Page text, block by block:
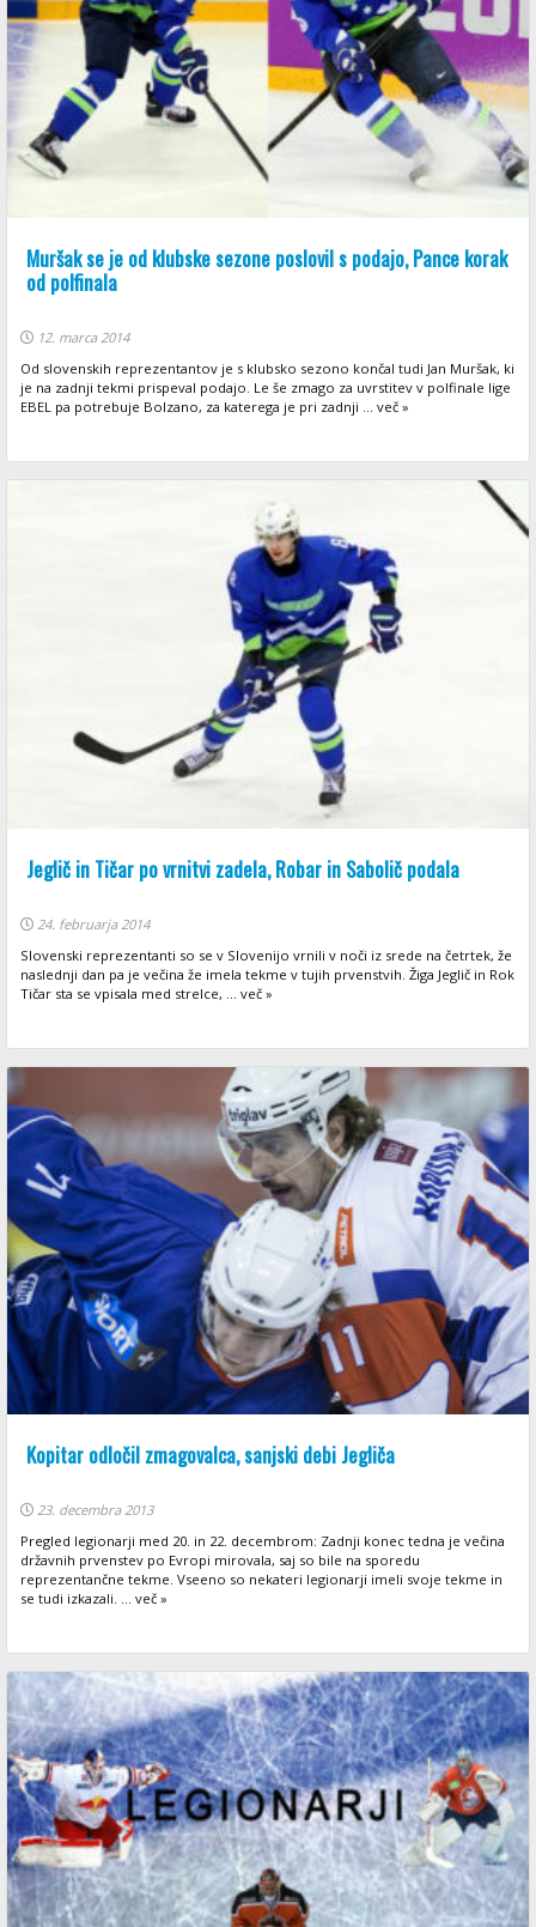
Muršak se je od klubske sezone poslovil s podajo, Pance korak
od polfinala
12. marca 2014
Od slovenskih reprezentantov je s klubsko sezono končal tudi Jan Muršak, ki
je na zadnji tekmi prispeval podajo. Le še zmago za uvrstitev v polfinale lige
EBEL pa potrebuje Bolzano, za katerega je pri zadnji ... več »
Jeglič in Tičar po vrnitvi zadela, Robar in Sabolič podala
24. februarja 2014
Slovenski reprezentanti so se v Slovenijo vrnili v noči iz srede na četrtek, že
naslednji dan pa je večina že imela tekme v tujih prvenstvih. Žiga Jeglič in Rok
Tičar sta se vpisala med strelce, ... več »
Kopitar odločil zmagovalca, sanjski debi Jegliča
23. decembra 2013
Pregled legionarji med 20. in 22. decembrom: Zadnji konec tedna je večina
državnih prvenstev po Evropi mirovala, saj so bile na sporedu
reprezentančne tekme. Vseeno so nekateri legionarji imeli svoje tekme in
se tudi izkazali. ... več »